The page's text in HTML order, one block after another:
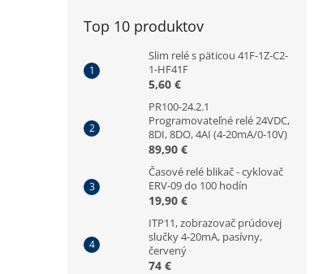
Top 10 produktov
Slim relé s päticou 41F-1Z-C2-
1-HF41F
5,60 €
PR100-24.2.1
Programovateľné relé 24VDC,
8DI, 8DO, 4AI (4-20mA/0-10V)
89,90 €
Časové relé blikač - cyklovač
ERV-09 do 100 hodín
19,90 €
ITP11, zobrazovač prúdovej
slučky 4-20mA, pasívny,
červený
74 €